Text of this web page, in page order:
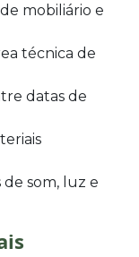
mobiliário e
técnica de
datas de
som, luz e